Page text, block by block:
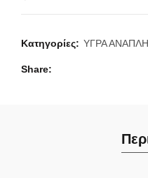
Κατηγορίες: ΥΓΡΑ
Share